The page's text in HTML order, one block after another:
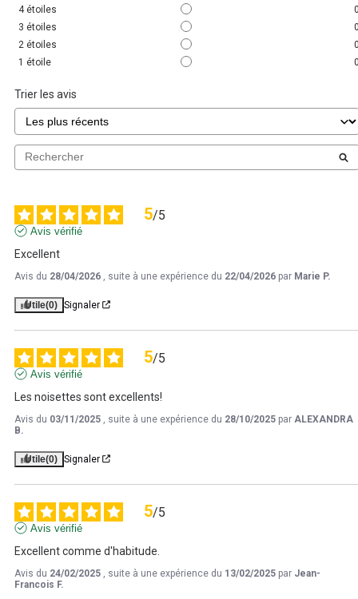
4 étoiles
3 étoiles
2 étoiles
1 étoile
Trier les avis
5/5
Avis vérifié
Excellent
Avis du 28/04/2026 , suite à une expérience du 22/04/2026 par Marie P.
Utile(0) Signaler
5/5
Avis vérifié
Les noisettes sont excellents!
Avis du 03/11/2025 , suite à une expérience du 28/10/2025 par ALEXANDRA
B.
Utile(0) Signaler
5/5
Avis vérifié
Excellent comme d'habitude.
Avis du 24/02/2025 , suite à une expérience du 13/02/2025 par Jean-
Francois F.